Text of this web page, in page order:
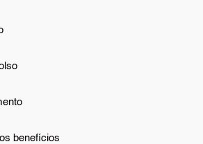
benefícios